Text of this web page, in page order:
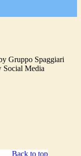
Gruppo Spaggiari
Social Media
Back to top